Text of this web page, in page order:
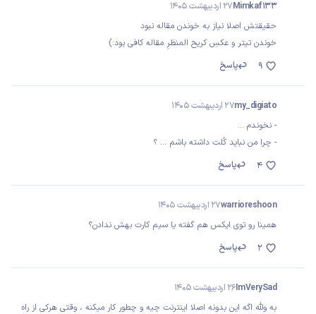
Mimkaf13327 اردیبهشت 1405
حقیقتش اصلا نیاز به خوندن مقاله نبود
خوندن تیتر و عکسِ کریح المنظرِ مقاله کافی بود:)
پاسخ
9
my_digiato27 اردیبهشت 1405
- نخوندم ...
- چرا من نباید کُلت داشته باشم ... ؟
پاسخ
4
warrioreshoon27 اردیبهشت 1405
همینا رو توی ایکس هم گفته یا سیم کارت بهش ندادن؟
پاسخ
2
ImVerySad26 اردیبهشت 1405
به ولله اگه این بدونه اصلا اینترنت چیه و چطور کار میکنه ، وقتی هرکی از راه